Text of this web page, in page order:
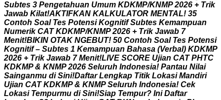
Subtes 3 Pengetahuan Umum KDKMP/KNMP 2026 + Trik
Jawab Kilat!AKTIFKAN KALKULATOR MENTAL! 35
Contoh Soal Tes Potensi Kognitif Subtes Kemampuan
Numerik CAT KDKMP/KNMP 2026 + Trik Jawab 7
Menit!BIKIN OTAK NGEBUT! 50 Contoh Soal Tes Potensi
Kognitif – Subtes 1 Kemampuan Bahasa (Verbal) KDKMP
2026 + Trik Jawab 7 Menit!LIVE SCORE Ujian CAT PHTC
KDKMP & KNMP 2026 Seluruh Indonesia! Pantau Nilai
Sainganmu di Sini!Daftar Lengkap Titik Lokasi Mandiri
Ujian CAT KDKMP & KNMP Seluruh Indonesia! Cek
Lokasi Tempurmu di Sini!Siap Tempur? Ini Daftar